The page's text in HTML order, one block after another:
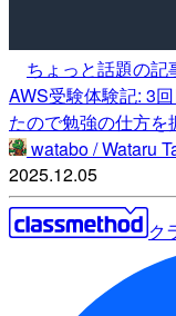
ちょっと話題の記
AWS受験体験記: 3
たので勉強の仕方を
watabo / Wataru
2025.12.05
ク